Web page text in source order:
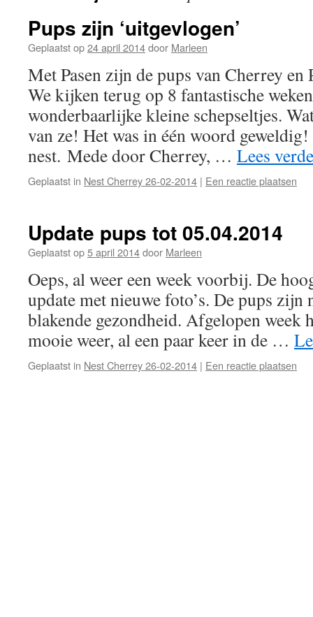
Pups zijn ‘uitgevlogen’
Geplaatst op24 april 2014door Marleen
Met Pasen zijn de pups van Cherrey en
We kijken terug op 8 fantastische
wonderbaarlijke kleine schepseltjes.
van ze! Het was in één woord
nest. Mede door Cherrey, … Lees
Geplaatst in Nest Cherrey 26-02-2014 | Een reactie plaatsen
Update pups tot 05.04.2014
Geplaatst op5 april 2014door Marleen
Oeps, al weer een week voorbij. De
update met nieuwe foto’s. De pups
blakende gezondheid. Afgelopen week
mooie weer, al een paar keer in de …
Geplaatst in Nest Cherrey 26-02-2014 | Een reactie plaatsen